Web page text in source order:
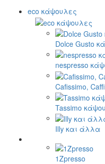
eco κάψουλες
Dolce Gusto
nespresso
Cafissimo,
Tassimo
Illy και άλλα
1Zpresso